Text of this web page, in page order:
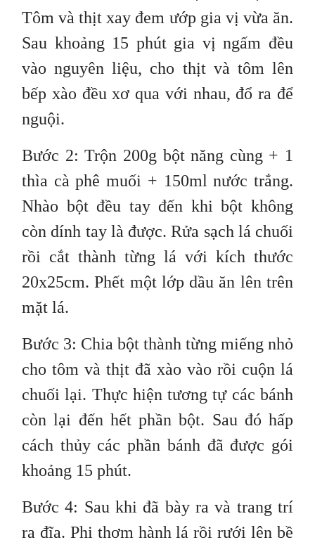
Tôm và thịt xay đem ướp gia vị vừa ăn.
Sau khoảng 15 phút gia vị ngấm đều
vào nguyên liệu, cho thịt và tôm lên
bếp xào đều xơ qua với nhau, đổ ra để
nguội.
Bước 2: Trộn 200g bột năng cùng + 1
thìa cà phê muối + 150ml nước trắng.
Nhào bột đều tay đến khi bột không
còn dính tay là được. Rửa sạch lá chuối
rồi cắt thành từng lá với kích thước
20x25cm. Phết một lớp dầu ăn lên trên
mặt lá.
Bước 3: Chia bột thành từng miếng nhỏ
cho tôm và thịt đã xào vào rồi cuộn lá
chuối lại. Thực hiện tương tự các bánh
còn lại đến hết phần bột. Sau đó hấp
cách thủy các phần bánh đã được gói
khoảng 15 phút.
Bước 4: Sau khi đã bày ra và trang trí
ra đĩa. Phi thơm hành lá rồi rưới lên bề